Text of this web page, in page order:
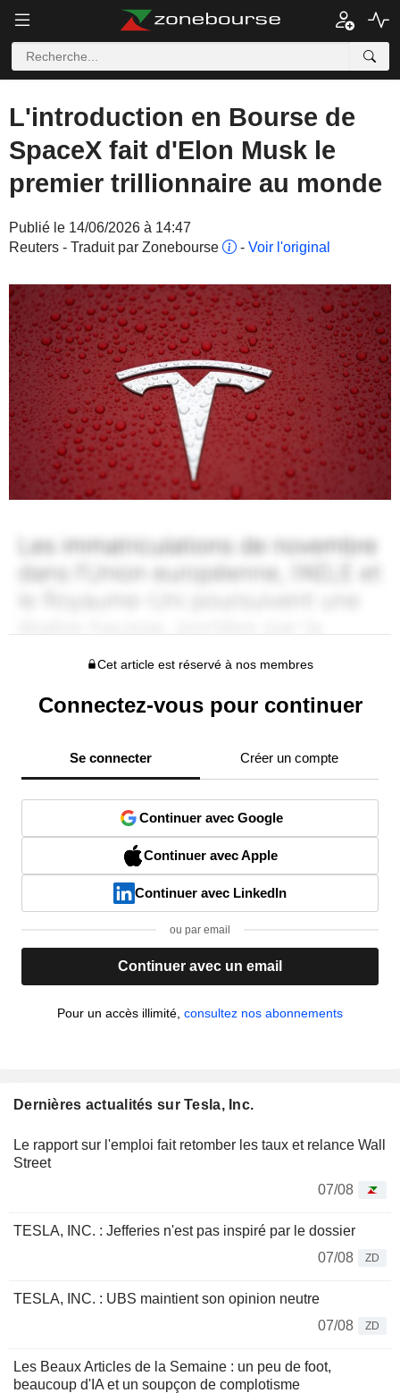
L'introduction en Bourse de
SpaceX fait d'Elon Musk le
premier trillionnaire au monde
Publié le 14/06/2026 à 14:47
Reuters - Traduit par Zonebourse
- Voir l'original
Cet article est réservé à nos membres
Connectez-vous pour continuer
Se connecter Créer un compte
Continuer avec Google
Continuer avec Apple
Continuer avec LinkedIn
ou par email
Continuer avec un email
Pour un accès illimité, consultez nos abonnements
Dernières actualités sur Tesla, Inc.
Le rapport sur l'emploi fait retomber les taux et relance Wall
Street
07/08
TESLA, INC. : Jefferies n'est pas inspiré par le dossier
07/08
ZD
TESLA, INC. : UBS maintient son opinion neutre
07/08
ZD
Les Beaux Articles de la Semaine : un peu de foot,
beaucoup d'IA et un soupçon de complotisme